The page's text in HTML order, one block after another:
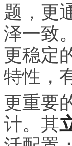
题，更
泽一致
更稳定
特性，
更重要
计。其